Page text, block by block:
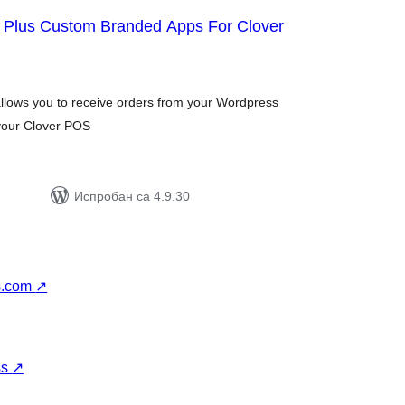
Custom Branded Apps For Clover
you to receive orders from your Wordpress
Clover POS
Испробан са 4.9.30
↗
↗